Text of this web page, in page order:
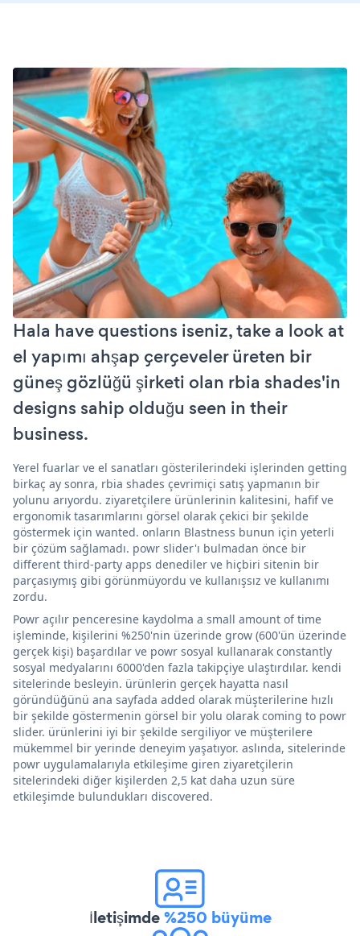
Hala have questions iseniz, take a look at
el yapımı ahşap çerçeveler üreten bir
güneş gözlüğü şirketi olan rbia shades'in
designs sahip olduğu seen in their
business.
Yerel fuarlar ve el sanatları gösterilerindeki işlerinden getting
birkaç ay sonra, rbia shades çevrimiçi satış yapmanın bir
yolunu arıyordu. ziyaretçilere ürünlerinin kalitesini, hafif ve
ergonomik tasarımlarını görsel olarak çekici bir şekilde
göstermek için wanted. onların Blastness bunun için yeterli
bir çözüm sağlamadı. powr slider'ı bulmadan önce bir
different third-party apps denediler ve hiçbiri sitenin bir
parçasıymış gibi görünmüyordu ve kullanışsız ve kullanımı
zordu.
Powr açılır penceresine kaydolma a small amount of time
işleminde, kişilerini %250'nin üzerinde grow (600'ün üzerinde
gerçek kişi) başardılar ve powr sosyal kullanarak constantly
sosyal medyalarını 6000'den fazla takipçiye ulaştırdılar. kendi
sitelerinde besleyin. ürünlerin gerçek hayatta nasıl
göründüğünü ana sayfada added olarak müşterilerine hızlı
bir şekilde göstermenin görsel bir yolu olarak coming to powr
slider. ürünlerini iyi bir şekilde sergiliyor ve müşterilere
mükemmel bir yerinde deneyim yaşatıyor. aslında, sitelerinde
powr uygulamalarıyla etkileşime giren ziyaretçilerin
sitelerindeki diğer kişilerden 2,5 kat daha uzun süre
etkileşimde bulundukları discovered.
İletişimde%250 büyüme